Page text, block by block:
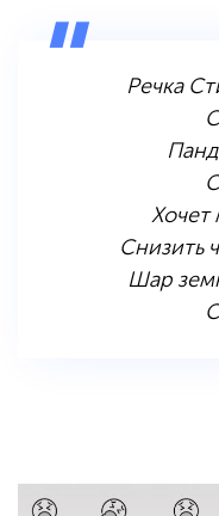
Речка
Хочет
Снизить
Шар